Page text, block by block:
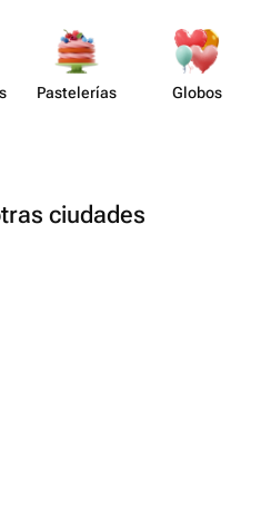
Paste​lerías Globos
ciudades